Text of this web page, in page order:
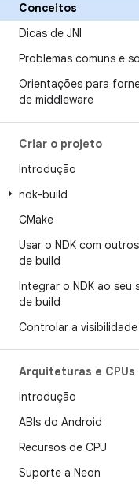
Conceitos
Dicas de JNI
Problemas comuns e
Orientações para
de middleware
Criar o projeto
Introdução
ndk-build
CMake
Usar o NDK com
de build
Integrar o NDK ao seu
de build
Controlar a
Arquiteturas e CPUs
Introdução
ABIs do Android
Recursos de CPU
Suporte a Neon